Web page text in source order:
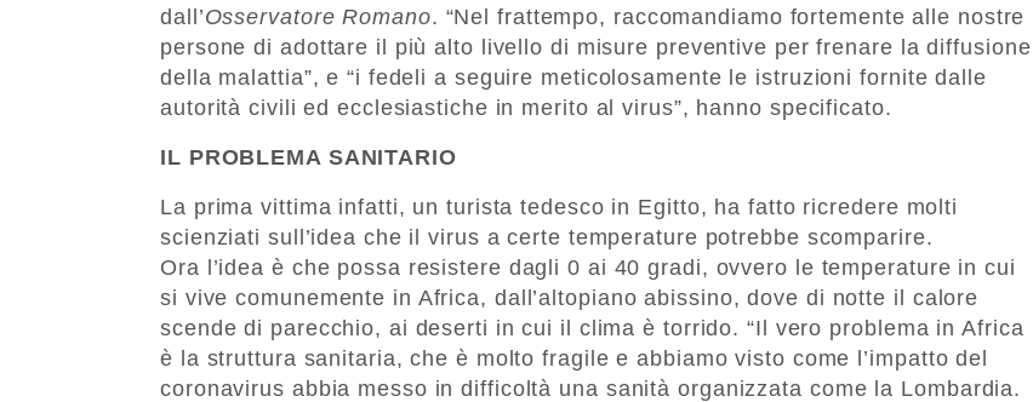
dall’Osservatore Romano. “Nel frattempo, raccomandiamo fortemente alle nostre
persone di adottare il più alto livello di misure preventive per frenare la diffusione
della malattia”, e “i fedeli a seguire meticolosamente le istruzioni fornite dalle
autorità civili ed ecclesiastiche in merito al virus”, hanno specificato.
IL PROBLEMA SANITARIO
La prima vittima infatti, un turista tedesco in Egitto, ha fatto ricredere molti
scienziati sull’idea che il virus a certe temperature potrebbe scomparire.
Ora l’idea è che possa resistere dagli 0 ai 40 gradi, ovvero le temperature in cui
si vive comunemente in Africa, dall’altopiano abissino, dove di notte il calore
scende di parecchio, ai deserti in cui il clima è torrido. “Il vero problema in Africa
è la struttura sanitaria, che è molto fragile e abbiamo visto come l’impatto del
coronavirus abbia messo in difficoltà una sanità organizzata come la Lombardia.